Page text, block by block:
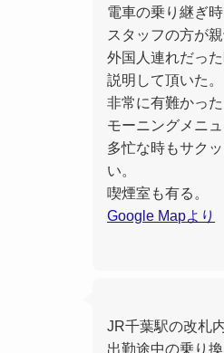
電車の乗り継ぎ
スタッフの方が親
外国人連れだっ
説明して頂いた。
非常に有難かった
モーニングメニ
多忙な時もサク
い。
喫煙室も有る。
Google Mapより
JR千葉駅の改札
出勤途中の乗り